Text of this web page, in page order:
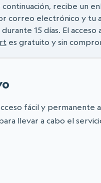
recibe un
correo electrónico y tu
15 días. El acceso
es gratuito y sin
fácil y permanente
llevar a cabo el